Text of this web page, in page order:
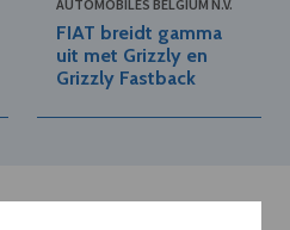
AUTOMOBILES BELGIUM N.V.
FIAT breidt gamma
uit met Grizzly en
Grizzly Fastback